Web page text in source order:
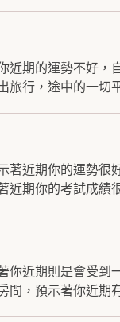
近期的運勢不好，
旅行，途中的一切
著近期你的運勢很
近期你的考試成績
你近期則是會受到
間，預示著你近期